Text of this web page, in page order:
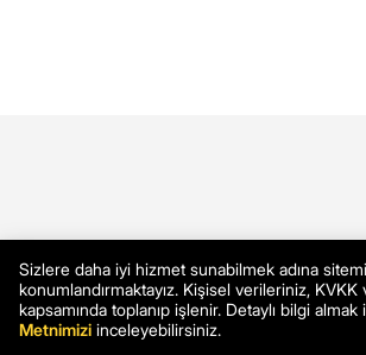
Sizlere daha iyi hizmet sunabilmek adına
konumlandırmaktayız. Kişisel verileriniz, KVKK
kapsamında toplanıp işlenir. Detaylı bilgi almak
Metnimizi inceleyebilirsiniz.